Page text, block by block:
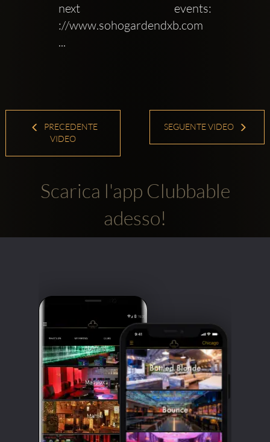
next events:
://www.sohogardendxb.com
...
PRECEDENTE
VIDEO
SEGUENTE VIDEO
Scarica l'app Clubbable
adesso!